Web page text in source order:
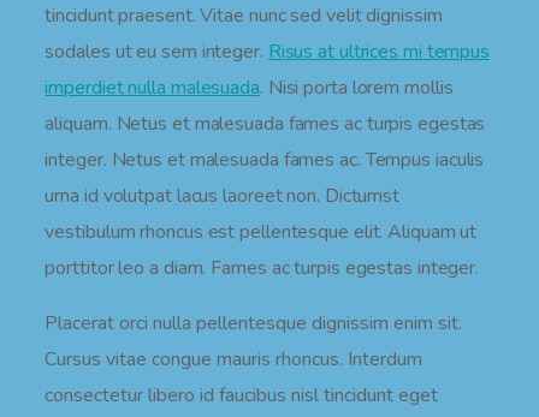
tincidunt praesent. Vitae nunc sed velit dignissim
sodales ut eu sem integer. Risus at ultrices mi tempus
imperdiet nulla malesuada. Nisi porta lorem mollis
aliquam. Netus et malesuada fames ac turpis egestas
integer. Netus et malesuada fames ac. Tempus iaculis
urna id volutpat lacus laoreet non. Dictumst
vestibulum rhoncus est pellentesque elit. Aliquam ut
porttitor leo a diam. Fames ac turpis egestas integer.
Placerat orci nulla pellentesque dignissim enim sit.
Cursus vitae congue mauris rhoncus. Interdum
consectetur libero id faucibus nisl tincidunt eget